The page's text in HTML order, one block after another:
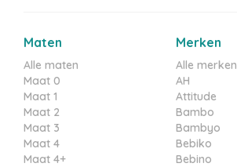
Maten
Alle maten
Maat 0
Maat 1
Maat 2
Maat 3
Maat 4
Maat 4+
Merken
Alle merken
AH
Attitude
Bambo
Bambyo
Bebiko
Bebino